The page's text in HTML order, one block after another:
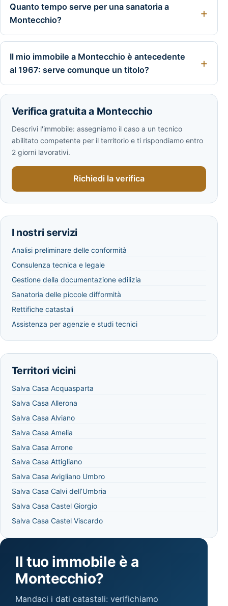
Quanto tempo serve per una sanatoria a
Montecchio?
Il mio immobile a Montecchio è antecedente
al 1967: serve comunque un titolo?
Verifica gratuita a Montecchio
Descrivi l'immobile: assegniamo il caso a un tecnico
abilitato competente per il territorio e ti rispondiamo entro
2 giorni lavorativi.
Richiedi la verifica
I nostri servizi
Analisi preliminare delle conformità
Consulenza tecnica e legale
Gestione della documentazione edilizia
Sanatoria delle piccole difformità
Rettifiche catastali
Assistenza per agenzie e studi tecnici
Territori vicini
Salva Casa Acquasparta
Salva Casa Allerona
Salva Casa Alviano
Salva Casa Amelia
Salva Casa Arrone
Salva Casa Attigliano
Salva Casa Avigliano Umbro
Salva Casa Calvi dell’Umbria
Salva Casa Castel Giorgio
Salva Casa Castel Viscardo
Il tuo immobile è a
Montecchio?
Mandaci i dati catastali: verifichiamo